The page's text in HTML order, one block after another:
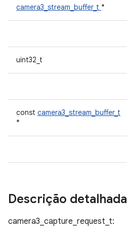
camera3_stream_buffer_t *
uint32_t
const camera3_stream_buffer_t
*
Descrição detalhada
camera3_capture_request_t: